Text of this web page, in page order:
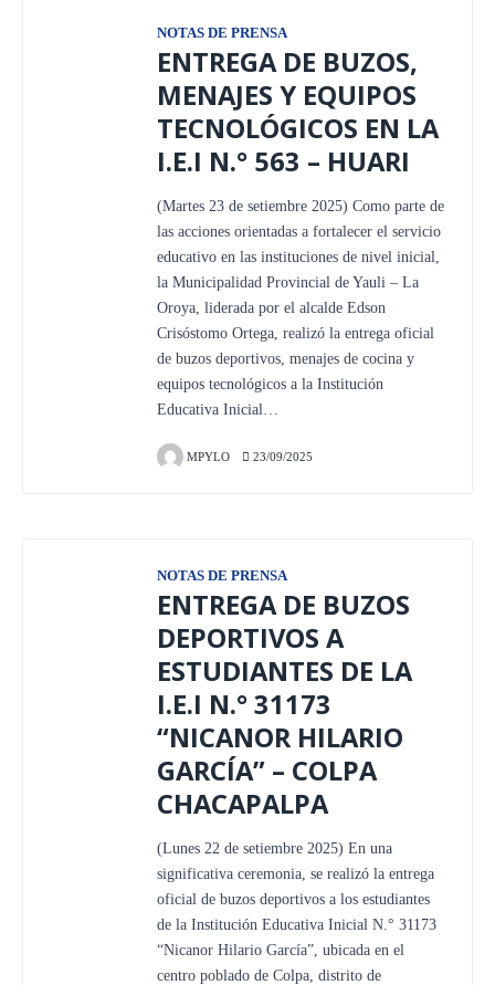
NOTAS DE PRENSA
ENTREGA DE BUZOS,
MENAJES Y EQUIPOS
TECNOLÓGICOS EN LA
I.E.I N.° 563 – HUARI
(Martes 23 de setiembre 2025) Como parte de
las acciones orientadas a fortalecer el servicio
educativo en las instituciones de nivel inicial,
la Municipalidad Provincial de Yauli – La
Oroya, liderada por el alcalde Edson
Crisóstomo Ortega, realizó la entrega oficial
de buzos deportivos, menajes de cocina y
equipos tecnológicos a la Institución
Educativa Inicial…
MPYLO 23/09/2025
NOTAS DE PRENSA
ENTREGA DE BUZOS
DEPORTIVOS A
ESTUDIANTES DE LA
I.E.I N.° 31173
“NICANOR HILARIO
GARCÍA” – COLPA
CHACAPALPA
(Lunes 22 de setiembre 2025) En una
significativa ceremonia, se realizó la entrega
oficial de buzos deportivos a los estudiantes
de la Institución Educativa Inicial N.° 31173
“Nicanor Hilario García”, ubicada en el
centro poblado de Colpa, distrito de